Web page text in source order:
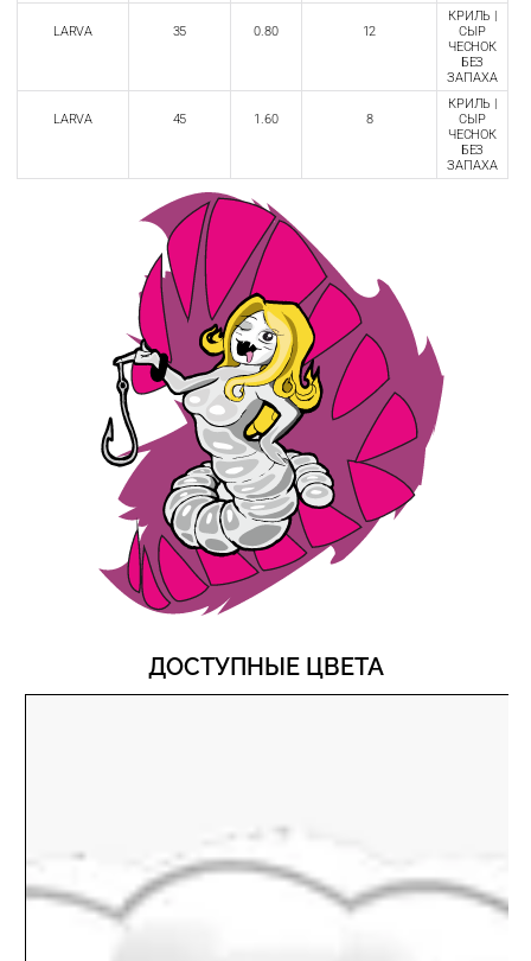
LARVA 35 0.80 12
КРИЛЬ |
СЫР
ЧЕСНОК
БЕЗ
ЗАПАХА
LARVA 45 1.60 8
КРИЛЬ |
СЫР
ЧЕСНОК
БЕЗ
ЗАПАХА
ДОСТУПНЫЕ ЦВЕТА